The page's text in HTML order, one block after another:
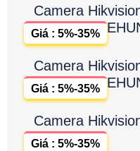
Camera
Giá : 5%-35%
Camera
Giá : 5%-35%
Camera
Giá : 5%-35%